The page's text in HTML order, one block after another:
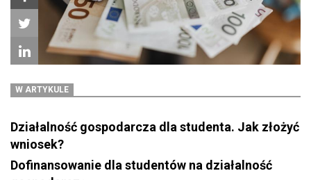
W ARTYKULE
Działalność gospodarcza dla studenta. Jak złożyć
wniosek?
Dofinansowanie dla studentów na działalność